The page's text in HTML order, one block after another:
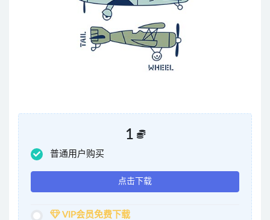
1
普通用户购买
点击下载
VIP会员免费下载